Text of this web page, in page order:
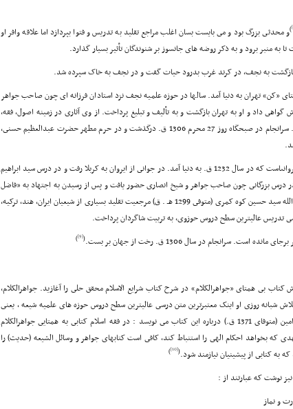
)و محدثى بزرگ بود و مى بایست بسان اغلب مراجع تقلید به تدریس و فتوا بپردازد اما علاقه وافر او
به منبر برود و به ذکر روضه هاى جانسوز بر شنوندگان تأثیر بسیار گذارد.
ق. در روستاى «کن» تهران به دنیا آمد. سالها در حوزه علمیه نجف نزد استادان فرزانه اى چون صاحب جواهر
داد و او به تهران بازگشت و به تألیف و تبلیغ پرداخت. از وى آثارى در زمینه اصول، فقه،
تفسیر، حدیث و رجال به یادگار مانده است. سرانجام در صبحگاه روز 27 محرم 1306 ق. درگذشت و در حرم مطهر حضرت عبدالعظیم حسنى،
فرزند محمد باقر ایروانىاست که در سال 1232 ق. به دنیا آمد. در جوانى از ایروان به کربلا رفت و در درس سید ابراهیم
بزرگانى چون صاحب جواهر و شیخ انصارى حضور یافت و پس از رسیدن به اجتهاد به «فاضل
ایروانى» شهرت یافت. او پس از وفات آیت الله سید حسین کوه کمرى (متوفى 1299 هـ . ق) مرجعیت تقلید بسیارى از شیعیان ایران، هند، ترکیه،
تدریس عالیترین سطح دروس حوزوى، به تربیت شاگردان پرداخت.
سرانجام در سال 1306 ق. رخت از جهان بر بست.
(
[9]
)
در 25 سالگى نگارش کتاب بى همتاى «جواهرالکلام» در شرح کتاب شرایع الاسلام محقق حلى را آغازید. جواهرالکلام،
المعارف فقه شیعه ثمره 32 سال تلاش شبانه روزى او اینک معتبرترین متن درسى عالیترین سطح دروس حوزه هاى علمیه شیعه ، یعنى
درس خارج فقه است. علامه سید محسن امین (متوفاى 1371 ق.) درباره این کتاب مى نویسد : در فقه اسلام کتابى به همتایى جواهرالکلام
که بخواهد احکام الهى را استنباط کند، کافى است کتابهاى جواهر و وسائل الشیعه (حدیث) را
به کتابى از پیشینیان نیازمند شود.(
[10]
)
نوشت که عبارتند از :